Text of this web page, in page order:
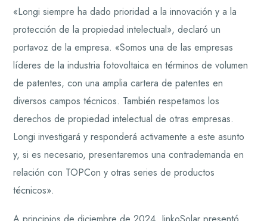
«Longi siempre ha dado prioridad a la innovación y a la
protección de la propiedad intelectual», declaró un
portavoz de la empresa. «Somos una de las empresas
líderes de la industria fotovoltaica en términos de volumen
de patentes, con una amplia cartera de patentes en
diversos campos técnicos. También respetamos los
derechos de propiedad intelectual de otras empresas.
Longi investigará y responderá activamente a este asunto
y, si es necesario, presentaremos una contrademanda en
relación con TOPCon y otras series de productos
técnicos».